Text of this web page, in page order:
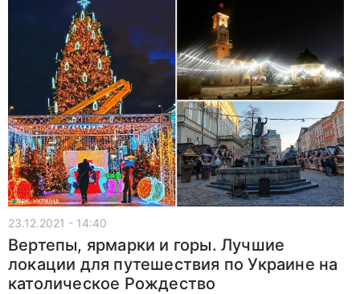
23.12.2021 - 14:40
Вертепы, ярмарки и горы. Лучшие
локации для путешествия по Украине на
католическое Рождество